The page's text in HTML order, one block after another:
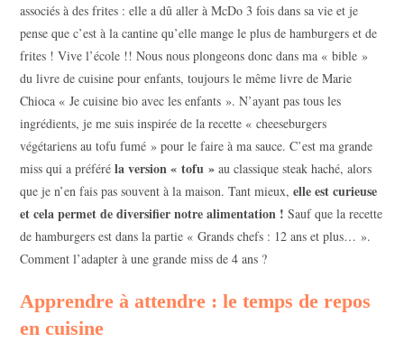
associés à des frites : elle a dû aller à McDo 3 fois dans sa vie et je
pense que c’est à la cantine qu’elle mange le plus de hamburgers et de
frites ! Vive l’école !! Nous nous plongeons donc dans ma « bible »
du livre de cuisine pour enfants, toujours le même livre de Marie
Chioca « Je cuisine bio avec les enfants ». N’ayant pas tous les
ingrédients, je me suis inspirée de la recette « cheeseburgers
végétariens au tofu fumé » pour le faire à ma sauce. C’est ma grande
miss qui a préféréla version « tofu » au classique steak haché, alors
que je n’en fais pas souvent à la maison. Tant mieux, elle est curieuse
et cela permet de diversifier notre alimentation ! Sauf que la recette
de hamburgers est dans la partie « Grands chefs : 12 ans et plus… ».
Comment l’adapter à une grande miss de 4 ans ?
Apprendre à attendre : le temps de repos
en cuisine